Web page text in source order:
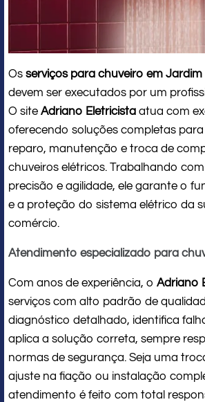
Os serviços para chuveiro em
devem ser executados por um
O site Adriano Eletricista atua com
oferecendo soluções completas
reparo, manutenção e troca de
chuveiros elétricos. Trabalhando
precisão e agilidade, ele garante o
e a proteção do sistema elétrico da
comércio.
Atendimento especializado para
Com anos de experiência, o Adriano
serviços com alto padrão de
diagnóstico detalhado, identifica
aplica a solução correta, sempre
normas de segurança. Seja uma
ajuste na fiação ou instalação
atendimento é feito com total